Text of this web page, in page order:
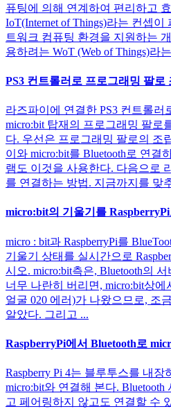
퓨팅에 의해 연계하여 편리하고
IoT(Internet of Things)라는 컨셉이
트워크 컴퓨팅 환경을 지원하는
용하려는 WoT (Web of Things)라
PS3 컨트롤러로 프로그래밍 팔로
라즈파이에 연결한 PS3 컨트롤러
micro:bit 탑재의 프로그래밍 팔로
다. 우선은 프로그래밍 팔로의 조
이와 micro:bit를 Bluetooth로 연결
램도 이것을 사용한다. 다음으로
를 연결하는 방법. 지금까지를 맞
micro:bit의 기울기를 RaspberryPi
micro : bit과 RaspberryPi를
기울기 상태를 실시간으로
시오. micro:bit측은, Bluetooth의
너무 나란히 버리면, micro:bit상
얼굴 020 에러)가 나왔으므로, 조
알았다. 그리고 ...
RaspberryPi에서 Bluetooth로
Raspberry Pi 4는 블루투스를 내
micro:bit와 연결해 본다. Bluetooth
고 페어링하지 않고도 연결할 수